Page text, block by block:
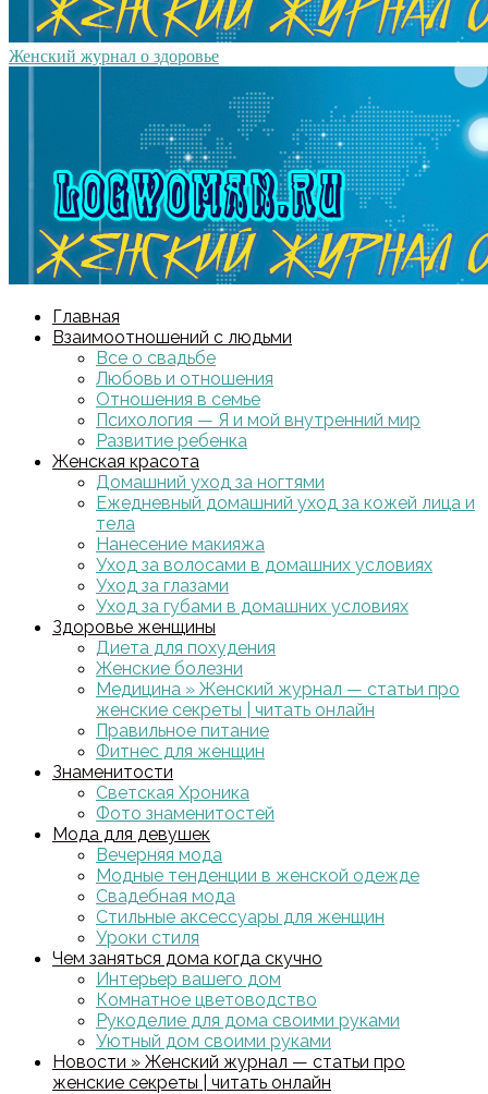
Женский журнал о здоровье
Главная
Взаимоотношений с людьми
Все о свадьбе
Любовь и отношения
Отношения в семье
Психология — Я и мой внутренний мир
Развитие ребенка
Женская красота
Домашний уход за ногтями
Ежедневный домашний уход за кожей лица и
тела
Нанесение макияжа
Уход за волосами в домашних условиях
Уход за глазами
Уход за губами в домашних условиях
Здоровье женщины
Диета для похудения
Женские болезни
Медицина » Женский журнал — статьи про
женские секреты | читать онлайн
Правильное питание
Фитнес для женщин
Знаменитости
Светская Хроника
Фото знаменитостей
Мода для девушек
Вечерняя мода
Модные тенденции в женской одежде
Свадебная мода
Стильные аксессуары для женщин
Уроки стиля
Чем заняться дома когда скучно
Интерьер вашего дом
Комнатное цветоводство
Рукоделие для дома своими руками
Уютный дом своими руками
Новости » Женский журнал — статьи про
женские секреты | читать онлайн